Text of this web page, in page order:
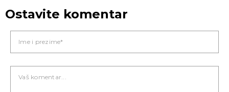
Ostavite komentar